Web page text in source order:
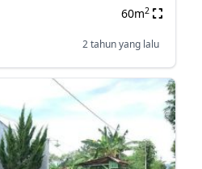
60m2
2 tahun yang lalu